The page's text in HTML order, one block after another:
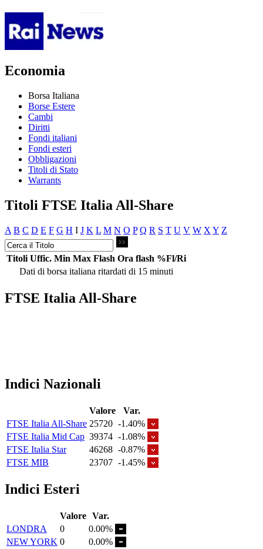
Economia
Borsa Italiana
Borse Estere
Cambi
Diritti
Fondi italiani
Fondi esteri
Obbligazioni
Titoli di Stato
Warrants
Titoli FTSE Italia All-Share
A B C D E F G H I J K L M N O P Q R S T U V W X Y Z
Titoli Uffic. Min Max Flash Ora flash %Fl/Ri
Dati di borsa italiana ritardati di 15 minuti
FTSE Italia All-Share
Indici Nazionali
Valore
Var.
FTSE Italia All-Share 25720 -1.40%
FTSE Italia Mid Cap 39374 -1.08%
FTSE Italia Star
46268 -0.87%
FTSE MIB
23707 -1.45%
Indici Esteri
Valore Var.
LONDRA
0
0.00%
NEW YORK 0
0.00%